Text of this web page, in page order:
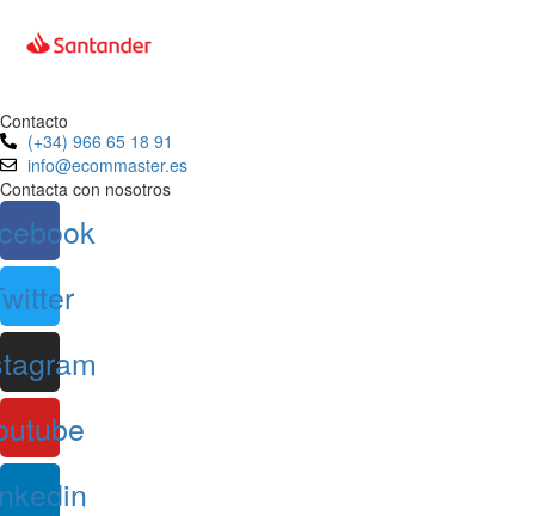
Contacto
(+34) 966 65 18 91
info@ecommaster.es
Contacta con nosotros